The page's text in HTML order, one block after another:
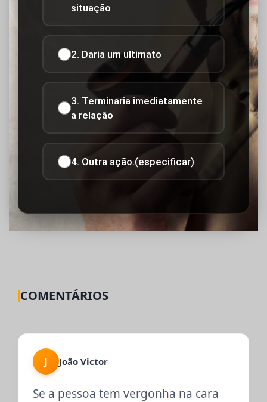
situação
2. Daria um ultimato
3. Terminaria imediatamente
a relação
4. Outra ação.(especificar)
COMENTÁRIOS
J João Victor
Se a pessoa tem vergonha na cara